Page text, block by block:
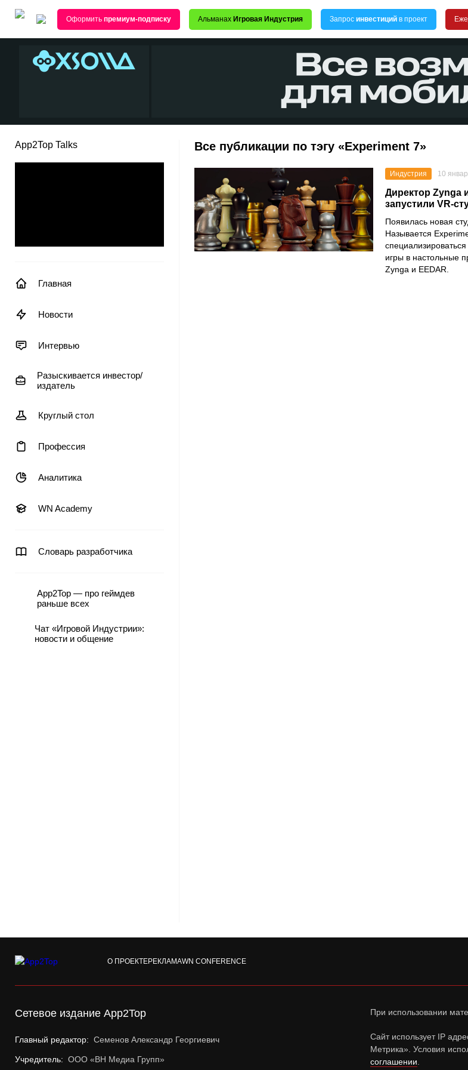
Оформить премиум-подписку Альманах Игровая Индустрия Запрос инвестиций в проект
App2Top Talks
Главная
Новости
Интервью
Разыскивается инвестор/
издатель
Круглый стол
Профессия
Аналитика
WN Academy
Словарь разработчика
App2Top — про геймдев
раньше всех
Чат «Игровой Индустрии»:
новости и общение
Все публикации по тэгу «Experiment 7»
Индустрия 10
Директор Zynga
запустили VR-
Появилась новая
Называется
игры в настольные
Zynga и EEDAR.
О ПРОЕКТЕРЕКЛАМАWN CONFERENCE
Сетевое издание App2Top
Главный редактор: Семенов Александр Георгиевич
Учредитель: ООО «ВН Медиа Групп»
При использовании
Сайт использует IP
Метрика». Условия
соглашении